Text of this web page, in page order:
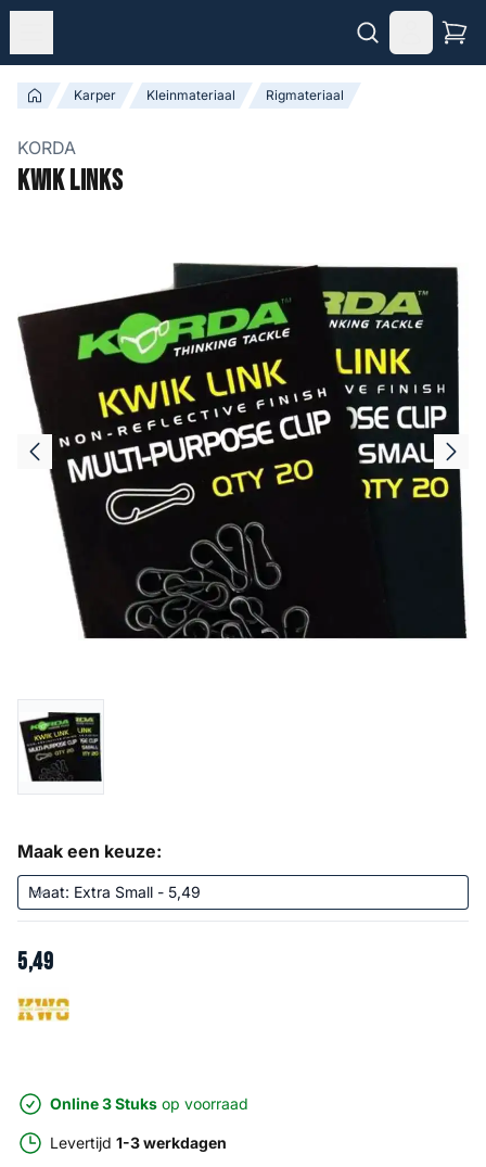
Karper Kleinmateriaal Rigmateriaal
KORDA
Kwik Links
Maak een keuze:
5,49
Online 3 Stuks op voorraad
Levertijd 1-3 werkdagen